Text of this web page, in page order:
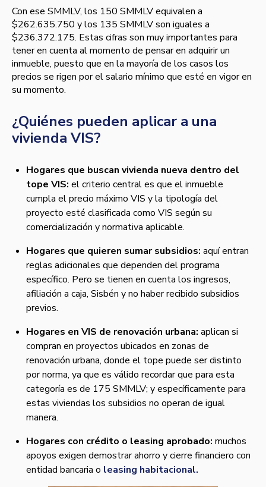
Con ese SMMLV, los 150 SMMLV equivalen a
$262.635.750 y los 135 SMMLV son iguales a
$236.372.175. Estas cifras son muy importantes para
tener en cuenta al momento de pensar en adquirir un
inmueble, puesto que en la mayoría de los casos los
precios se rigen por el salario mínimo que esté en vigor en
su momento.
¿Quiénes pueden aplicar a una
vivienda VIS?
Hogares que buscan vivienda nueva dentro del
tope VIS: el criterio central es que el inmueble
cumpla el precio máximo VIS y la tipología del
proyecto esté clasificada como VIS según su
comercialización y normativa aplicable.
Hogares que quieren sumar subsidios: aquí entran
reglas adicionales que dependen del programa
específico. Pero se tienen en cuenta los ingresos,
afiliación a caja, Sisbén y no haber recibido subsidios
previos.
Hogares en VIS de renovación urbana: aplican si
compran en proyectos ubicados en zonas de
renovación urbana, donde el tope puede ser distinto
por norma, ya que es válido recordar que para esta
categoría es de 175 SMMLV; y específicamente para
estas viviendas los subsidios no operan de igual
manera.
Hogares con crédito o leasing aprobado: muchos
apoyos exigen demostrar ahorro y cierre financiero con
entidad bancaria o leasing habitacional.